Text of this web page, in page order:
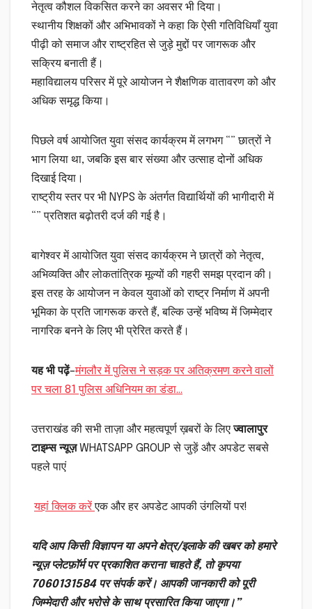
नेतृत्व कौशल विकसित करने का अवसर भी दिया।
स्थानीय शिक्षकों और अभिभावकों ने कहा कि ऐसी गतिविधियाँ युवा
पीढ़ी को समाज और राष्ट्रहित से जुड़े मुद्दों पर जागरूक और
सक्रिय बनाती हैं।
महाविद्यालय परिसर में पूरे आयोजन ने शैक्षणिक वातावरण को और
अधिक समृद्ध किया।
पिछले वर्ष आयोजित युवा संसद कार्यक्रम में लगभग “” छात्रों ने
भाग लिया था, जबकि इस बार संख्या और उत्साह दोनों अधिक
दिखाई दिया।
राष्ट्रीय स्तर पर भी NYPS के अंतर्गत विद्यार्थियों की भागीदारी में
“” प्रतिशत बढ़ोतरी दर्ज की गई है।
बागेश्वर में आयोजित युवा संसद कार्यक्रम ने छात्रों को नेतृत्व,
अभिव्यक्ति और लोकतांत्रिक मूल्यों की गहरी समझ प्रदान की।
इस तरह के आयोजन न केवल युवाओं को राष्ट्र निर्माण में अपनी
भूमिका के प्रति जागरूक करते हैं, बल्कि उन्हें भविष्य में जिम्मेदार
नागरिक बनने के लिए भी प्रेरित करते हैं।
यह भी पढ़ें–मंगलौर में पुलिस ने सड़क पर अतिक्रमण करने वालों
पर चला 81 पुलिस अधिनियम का डंडा…
उत्तराखंड की सभी ताज़ा और महत्वपूर्ण ख़बरों के लिएज्वालापुर
टाइम्स न्यूज़WHATSAPP GROUP से जुड़ें और अपडेट सबसे
पहले पाएं
यहां क्लिक करेंएक और हर अपडेट आपकी उंगलियों पर!
यदि आप किसी विज्ञापन या अपने क्षेत्र/इलाके की खबर को हमारे
न्यूज़ प्लेटफ़ॉर्म पर प्रकाशित कराना चाहते हैं, तो कृपया
7060131584 पर संपर्क करें। आपकी जानकारी को पूरी
जिम्मेदारी और भरोसे के साथ प्रसारित किया जाएगा।”